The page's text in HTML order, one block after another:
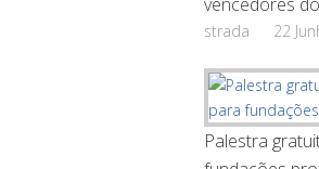
strada 22
Palestra